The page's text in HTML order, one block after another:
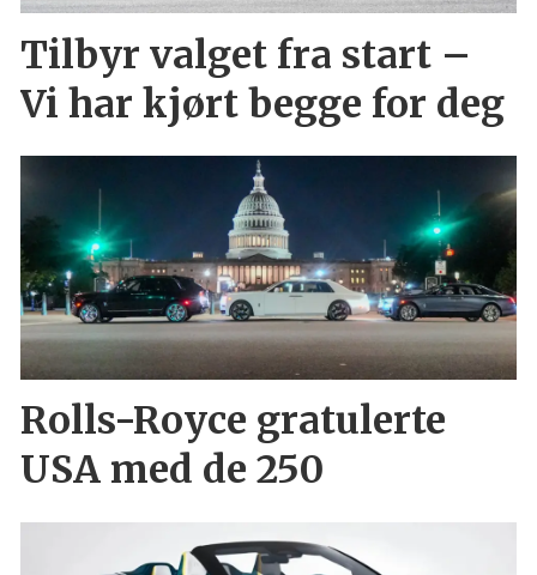
Tilbyr valget fra start –
Vi har kjørt begge for deg
Rolls-Royce gratulerte
USA med de 250